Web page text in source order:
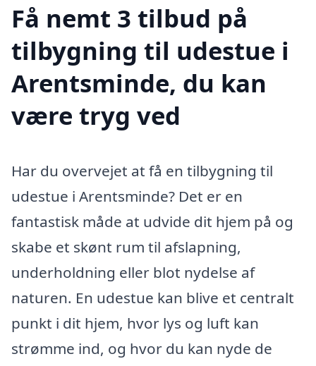
Få nemt 3 tilbud på
tilbygning til udestue i
Arentsminde, du kan
være tryg ved
Har du overvejet at få en tilbygning til
udestue i Arentsminde? Det er en
fantastisk måde at udvide dit hjem på og
skabe et skønt rum til afslapning,
underholdning eller blot nydelse af
naturen. En udestue kan blive et centralt
punkt i dit hjem, hvor lys og luft kan
strømme ind, og hvor du kan nyde de